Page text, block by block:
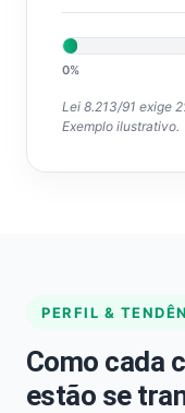
0%
Lei 8.213/91 exige
Exemplo ilustrativo.
PERFIL &
Como cada
estão se